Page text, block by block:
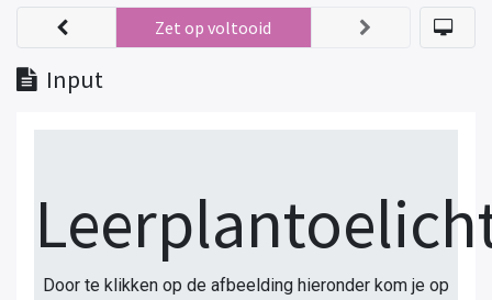
Input
Zet op voltooid
Door te klikken op de afbeelding hieronder kom je op